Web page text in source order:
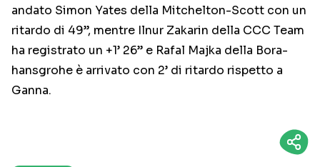
andato Simon Yates della Mitchelton-Scott con un
ritardo di 49”, mentre Ilnur Zakarin della CCC Team
ha registrato un +1’ 26” e Rafal Majka della Bora-
hansgrohe è arrivato con 2’ di ritardo rispetto a
Ganna.